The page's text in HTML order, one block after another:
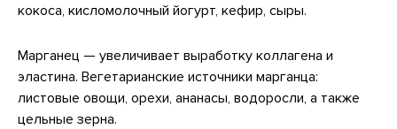
кокоса, кисломолочный йогурт, кефир, сыры.
Марганец — увеличивает выработку коллагена и
эластина. Вегетарианские источники марганца:
листовые овощи, орехи, ананасы, водоросли, а также
цельные зерна.